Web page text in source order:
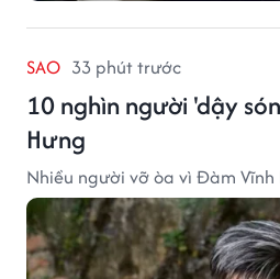
SAO 33 phút trước
10 nghìn người 'dậy
Hưng
Nhiều người vỡ òa vì Đàm Vĩnh